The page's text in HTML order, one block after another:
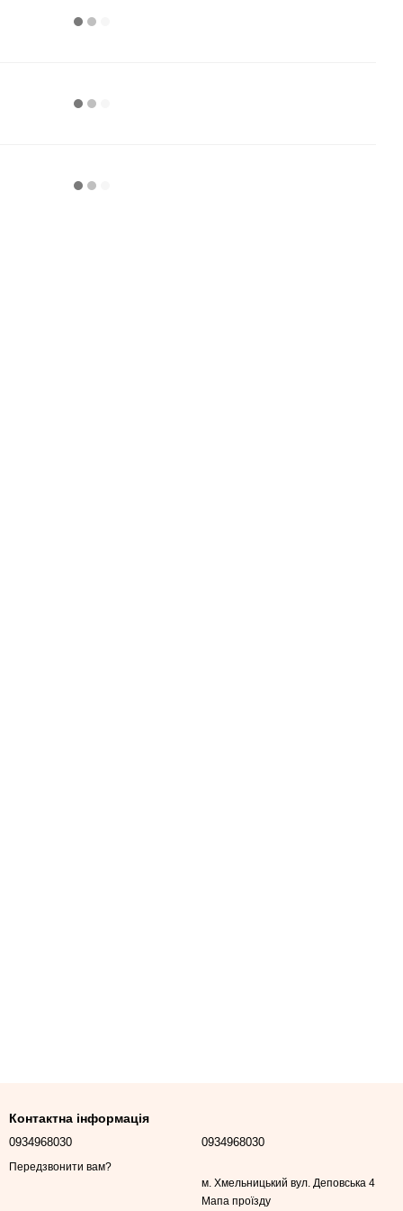
Контактна інформація
0934968030
Передзвонити вам?
0934968030
м. Хмельницький вул. Деповська 4
Мапа проїзду